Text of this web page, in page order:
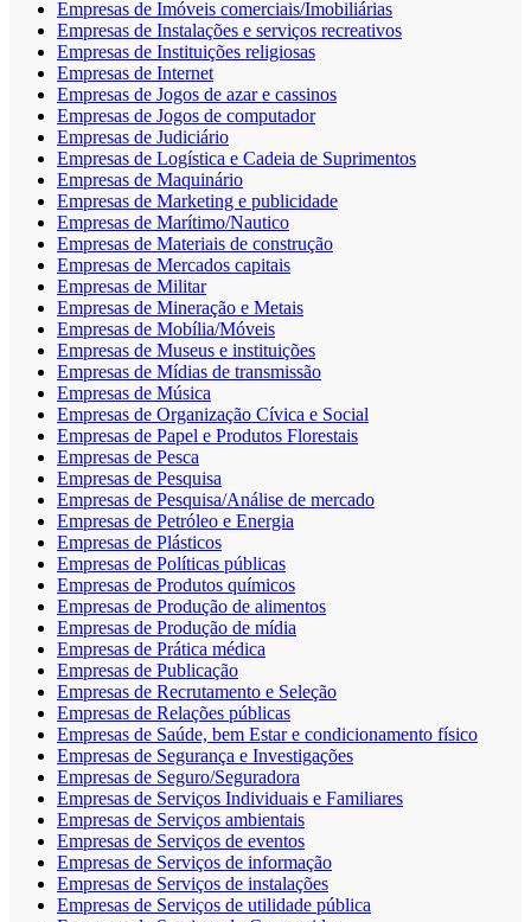
Empresas de Imóveis comerciais/Imobiliárias
Empresas de Instalações e serviços recreativos
Empresas de Instituições religiosas
Empresas de Internet
Empresas de Jogos de azar e cassinos
Empresas de Jogos de computador
Empresas de Judiciário
Empresas de Logística e Cadeia de Suprimentos
Empresas de Maquinário
Empresas de Marketing e publicidade
Empresas de Marítimo/Nautico
Empresas de Materiais de construção
Empresas de Mercados capitais
Empresas de Militar
Empresas de Mineração e Metais
Empresas de Mobília/Móveis
Empresas de Museus e instituições
Empresas de Mídias de transmissão
Empresas de Música
Empresas de Organização Cívica e Social
Empresas de Papel e Produtos Florestais
Empresas de Pesca
Empresas de Pesquisa
Empresas de Pesquisa/Análise de mercado
Empresas de Petróleo e Energia
Empresas de Plásticos
Empresas de Políticas públicas
Empresas de Produtos químicos
Empresas de Produção de alimentos
Empresas de Produção de mídia
Empresas de Prática médica
Empresas de Publicação
Empresas de Recrutamento e Seleção
Empresas de Relações públicas
Empresas de Saúde, bem Estar e condicionamento físico
Empresas de Segurança e Investigações
Empresas de Seguro/Seguradora
Empresas de Serviços Individuais e Familiares
Empresas de Serviços ambientais
Empresas de Serviços de eventos
Empresas de Serviços de informação
Empresas de Serviços de instalações
Empresas de Serviços de utilidade pública